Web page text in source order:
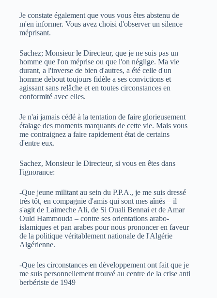
Je constate également que vous vous êtes abstenu de
m'en informer. Vous avez choisi d'observer un silence
méprisant.
Sachez; Monsieur le Directeur, que je ne suis pas un
homme que l'on méprise ou que l'on néglige. Ma vie
durant, a l'inverse de bien d'autres, a été celle d'un
homme debout toujours fidèle a ses convictions et
agissant sans relâche et en toutes circonstances en
conformité avec elles.
Je n'ai jamais cédé à la tentation de faire glorieusement
étalage des moments marquants de cette vie. Mais vous
me contraignez a faire rapidement état de certains
d'entre eux.
Sachez, Monsieur le Directeur, si vous en êtes dans
l'ignorance:
-Que jeune militant au sein du P.P.A., je me suis dressé
très tôt, en compagnie d'amis qui sont mes aînés – il
s'agit de Laimeche Ali, de Si Ouali Bennai et de Amar
Ould Hammouda – contre ses orientations arabo-
islamiques et pan arabes pour nous prononcer en faveur
de la politique véritablement nationale de l'Algérie
Algérienne.
-Que les circonstances en développement ont fait que je
me suis personnellement trouvé au centre de la crise anti
berbériste de 1949